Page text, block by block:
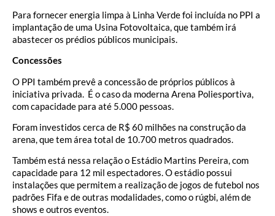
Para fornecer energia limpa à Linha Verde foi incluída no PPI a
implantação de uma Usina Fotovoltaica, que também irá
abastecer os prédios públicos municipais.
Concessões
O PPI também prevê a concessão de próprios públicos à
iniciativa privada. É o caso da moderna Arena Poliesportiva,
com capacidade para até 5.000 pessoas.
Foram investidos cerca de R$ 60 milhões na construção da
arena, que tem área total de 10.700 metros quadrados.
Também está nessa relação o Estádio Martins Pereira, com
capacidade para 12 mil espectadores. O estádio possui
instalações que permitem a realização de jogos de futebol nos
padrões Fifa e de outras modalidades, como o rúgbi, além de
shows e outros eventos.